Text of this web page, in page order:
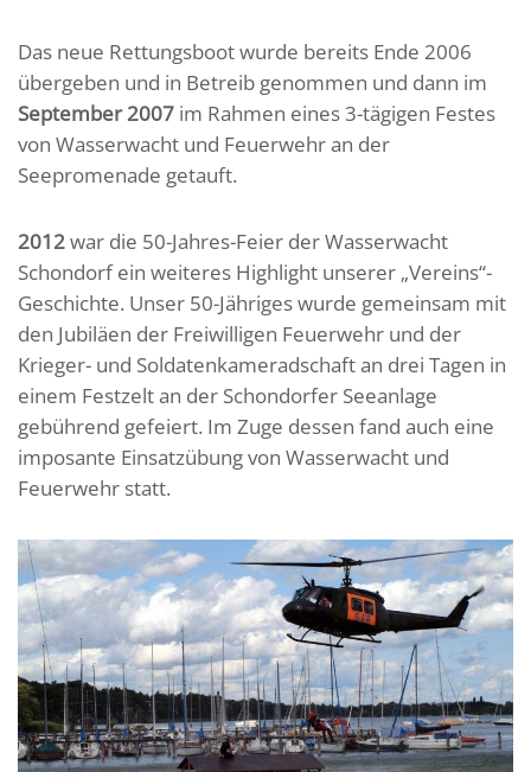
Das neue Rettungsboot wurde bereits Ende 2006
übergeben und in Betreib genommen und dann im
September 2007 im Rahmen eines 3-tägigen Festes
von Wasserwacht und Feuerwehr an der
Seepromenade getauft.
2012war die 50-Jahres-Feier der Wasserwacht
Schondorf ein weiteres Highlight unserer „Vereins“-
Geschichte. Unser 50-Jähriges wurde gemeinsam mit
den Jubiläen der Freiwilligen Feuerwehr und der
Krieger- und Soldatenkameradschaft an drei Tagen in
einem Festzelt an der Schondorfer Seeanlage
gebührend gefeiert. Im Zuge dessen fand auch eine
imposante Einsatzübung von Wasserwacht und
Feuerwehr statt.